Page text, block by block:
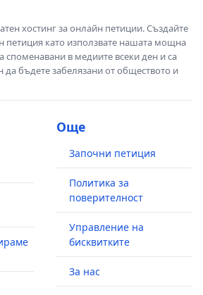
хостинг за онлайн петиции. Създайте
петиция като използвате нашата мощна
споменавани в медиите всеки ден и са
да бъдете забелязани от обществото и
Още
Започни петиция
Политика за
поверителност
Управление на
бисквитките
За нас